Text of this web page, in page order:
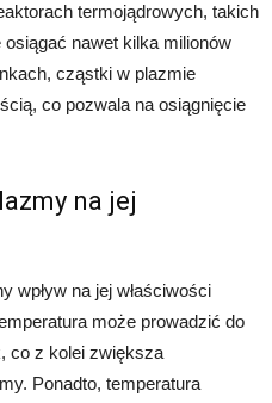
termojądrowych, takich
nawet kilka milionów
cząstki w plazmie
co pozwala na osiągnięcie
na jej
wpływ na jej właściwości
może prowadzić do
co z kolei zwiększa
Ponadto, temperatura